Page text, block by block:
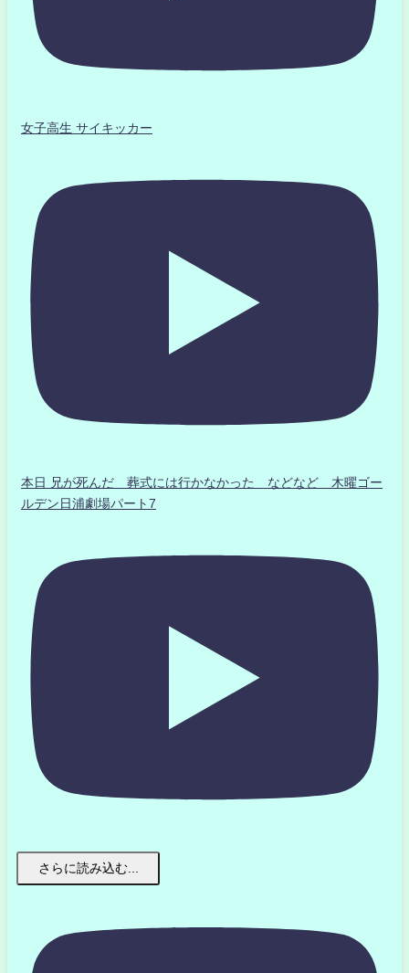
女子高生 サイキッカー
本日 兄が死んだ 葬式には行かなかった などなど 木曜ゴー
ルデン日浦劇場パート7
さらに読み込む...